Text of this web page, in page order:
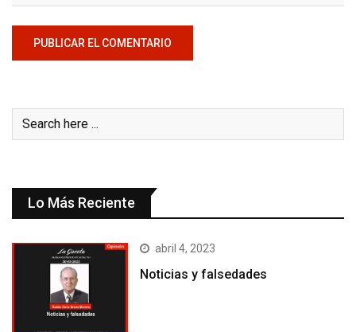
Lo Más Reciente
abril 4, 2023
Noticias y falsedades